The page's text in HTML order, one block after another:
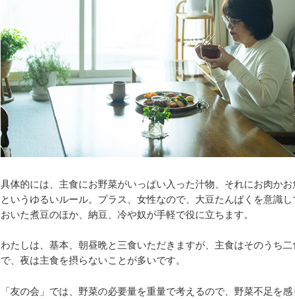
具体的には、主食にお野菜がいっぱい入った汁物、それにお肉かお
というゆるいルール。プラス、女性なので、大豆たんぱくを意識
おいた煮豆のほか、納豆、冷や奴が手軽で役に立ちます。
わたしは、基本、朝昼晩と三食いただきますが、主食はそのうち
で、夜は主食を摂らないことが多いです。
「友の会」では、野菜の必要量を重量で考えるので、野菜不足を